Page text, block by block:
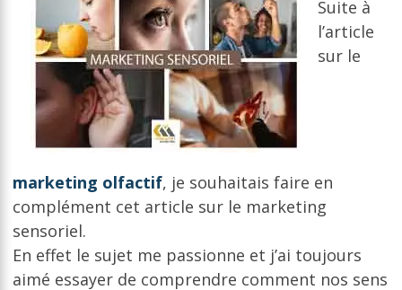
Suite à
l’article
sur le
marketing olfactif, je souhaitais faire en
complément cet article sur le marketing
sensoriel.
En effet le sujet me passionne et j’ai toujours
aimé essayer de comprendre comment nos sens